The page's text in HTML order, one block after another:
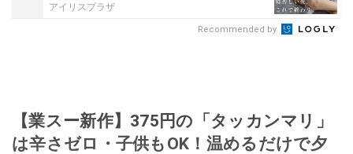
アイリスプラザ
Recommended by
【業スー新作】375円の「タッカンマリ」
は辛さゼロ・子供もOK！温めるだけで夕